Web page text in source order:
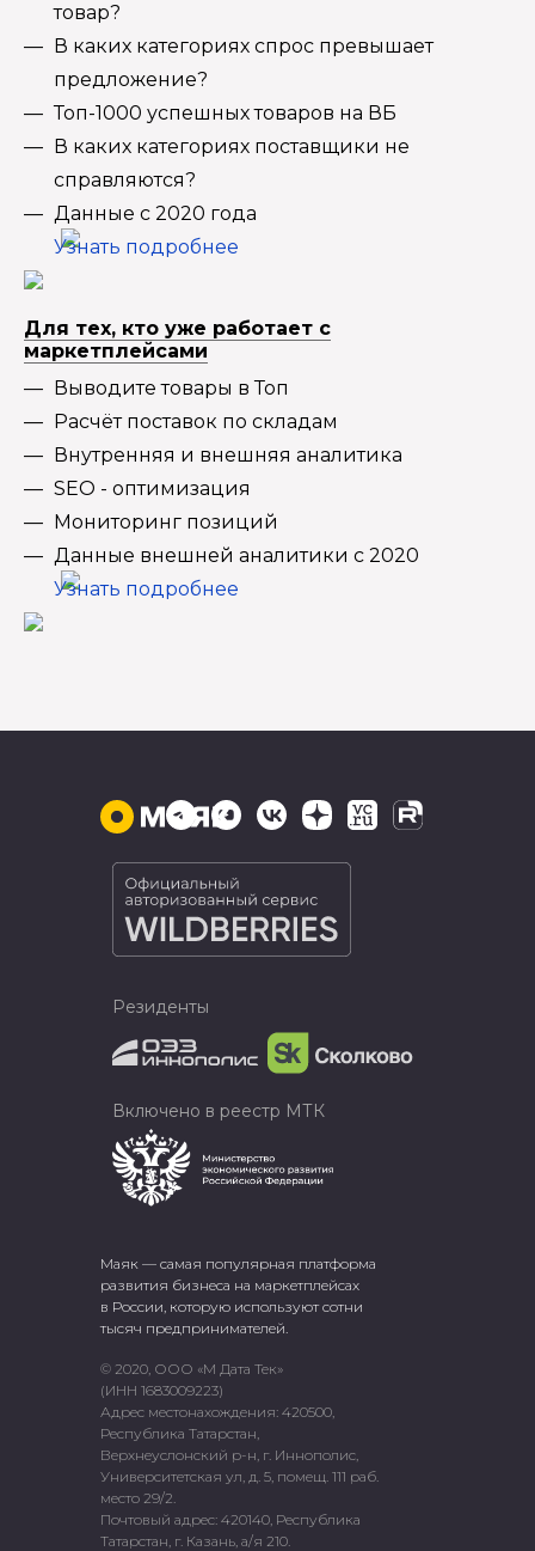
товар?
В каких категориях спрос превышает
предложение?
Топ-1000 успешных товаров на ВБ
В каких категориях поставщики не
справляются?
Данные с 2020 года
Узнать подробнее
Для тех, кто уже работает с
маркетплейсами
Выводите товары в Топ
Расчёт поставок по складам
Внутренняя и внешняя аналитика
SEO - оптимизация
Мониторинг позиций
Данные внешней аналитики с 2020
Узнать подробнее
Маяк — самая популярная платформа
развития бизнеса на маркетплейсах
в России, которую используют сотни
тысяч предпринимателей.
© 2020, ООО «М Дата Тек»
(ИНН 1683009223)
Адрес местонахождения: 420500,
Республика Татарстан,
Верхнеуслонский р-н, г. Иннополис,
Университетская ул, д. 5, помещ. 111 раб.
место 29/2.
Почтовый адрес: 420140, Республика
Татарстан, г. Казань, а/я 210.
Резиденты
Включено в реестр МТК